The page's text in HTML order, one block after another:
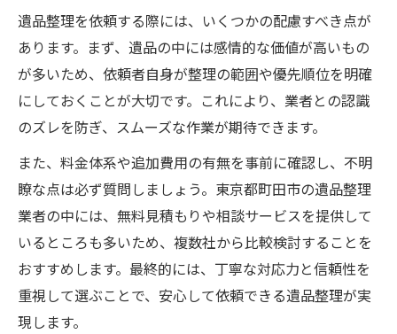
遺品整理を依頼する際には、いくつかの配慮すべき点が
あります。まず、遺品の中には感情的な価値が高いもの
が多いため、依頼者自身が整理の範囲や優先順位を明確
にしておくことが大切です。これにより、業者との認識
のズレを防ぎ、スムーズな作業が期待できます。
また、料金体系や追加費用の有無を事前に確認し、不明
瞭な点は必ず質問しましょう。東京都町田市の遺品整理
業者の中には、無料見積もりや相談サービスを提供して
いるところも多いため、複数社から比較検討することを
おすすめします。最終的には、丁寧な対応力と信頼性を
重視して選ぶことで、安心して依頼できる遺品整理が実
現します。